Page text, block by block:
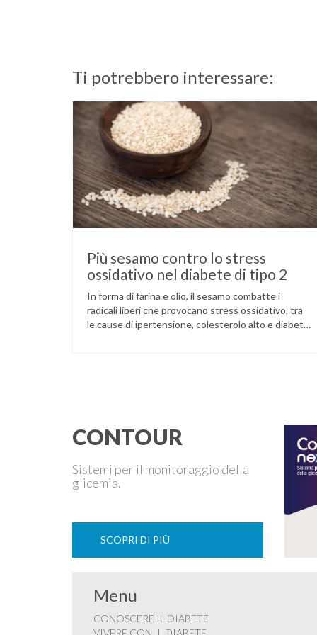
Ti potrebbero interessare:
Più sesamo contro lo stress
ossidativo nel diabete di tipo 2
In forma di farina e olio, il sesamo combatte i
radicali liberi che provocano stress ossidativo, tra
le cause di ipertensione, colesterolo alto e diabete.
CONTOUR
Sistemi per il monitoraggio della
glicemia.
SCOPRI DI PIÙ
Menu
CONOSCERE IL DIABETE